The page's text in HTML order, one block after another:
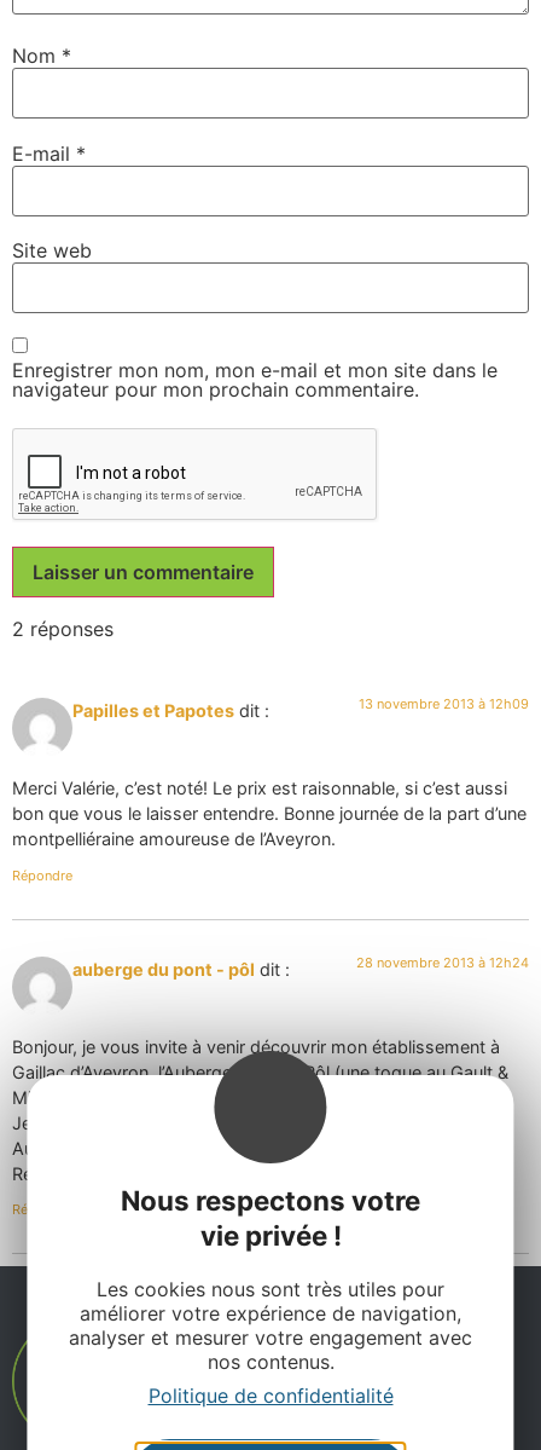
Nous respectons votre
vie privée !
Les cookies nous sont très utiles pour
améliorer votre expérience de navigation,
analyser et mesurer votre engagement avec
nos contenus.
Politique de confidentialité
Nom *
E-mail *
Site web
Enregistrer mon nom, mon e-mail et mon site dans le
navigateur pour mon prochain commentaire.
2 réponses
Papilles et Papotes dit : 13 novembre 2013 à 12h09
Merci Valérie, c’est noté! Le prix est raisonnable, si c’est aussi
bon que vous le laisser entendre. Bonne journée de la part d’une
montpelliéraine amoureuse de l’Aveyron.
Répondre
auberge du pont - pôl dit : 28 novembre 2013 à 12h24
Bonjour, je vous invite à venir découvrir mon établissement à
Gaillac d’Aveyron, l’Auberge du Pont Pôl (une toque au Gault &
Millau).
Je suis venu m’installer dans l’Aveyron voici 5 ans.
Au plaisir de vous rencontrer.
Réouverture le 19 décembre pour les fêtes de fin d’année.
Répondre